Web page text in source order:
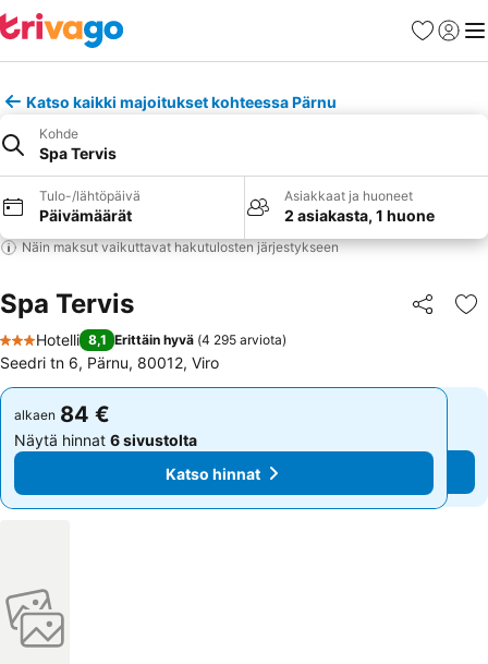
Suosikit
Katso kaikki majoitukset kohteessa Pärnu
Kohde
Spa Tervis
Tulo-/lähtöpäivä
Päivämäärät
Asiakkaat ja huoneet
2 asiakasta, 1 huone
Näin maksut vaikuttavat hakutulosten järjestykseen
Spa Tervis Jaa
3 Tähtiluokitus
Hotelli 8,1 Erittäin hyvä (4 295 arviota)
Seedri tn 6, Pärnu, 80012, Viro
alkaen 84 €
Näytä hinnat 6 sivustolta
Katso hinnat
alkaen 84 €
Näytä hinnat 6 sivustolta
Katso hinnat